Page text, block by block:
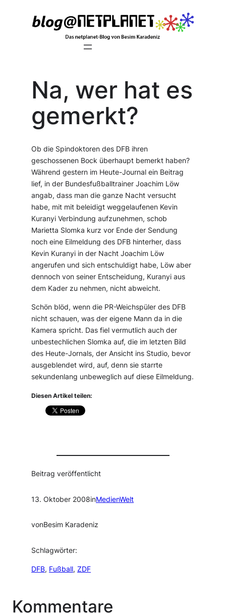
Na, wer hat es
gemerkt?
Ob die Spindoktoren des DFB ihren
geschossenen Bock überhaupt bemerkt haben?
Während gestern im Heute-Journal ein Beitrag
lief, in der Bundesfußballtrainer Joachim Löw
angab, dass man die ganze Nacht versucht
habe, mit mit beleidigt weggelaufenen Kevin
Kuranyi Verbindung aufzunehmen, schob
Marietta Slomka kurz vor Ende der Sendung
noch eine Eilmeldung des DFB hinterher, dass
Kevin Kuranyi in der Nacht Joachim Löw
angerufen und sich entschuldigt habe, Löw aber
dennoch von seiner Entscheidung, Kuranyi aus
dem Kader zu nehmen, nicht abweicht.
Schön blöd, wenn die PR-Weichspüler des DFB
nicht schauen, was der eigene Mann da in die
Kamera spricht. Das fiel vermutlich auch der
unbestechlichen Slomka auf, die im letzten Bild
des Heute-Jornals, der Ansicht ins Studio, bevor
ausgeblendet wird, auf, denn sie starrte
sekundenlang unbeweglich auf diese Eilmeldung.
Diesen Artikel teilen:
Beitrag veröffentlicht
13. Oktober 2008inMedienWelt
vonBesim Karadeniz
Schlagwörter:
DFB, Fußball, ZDF
Kommentare